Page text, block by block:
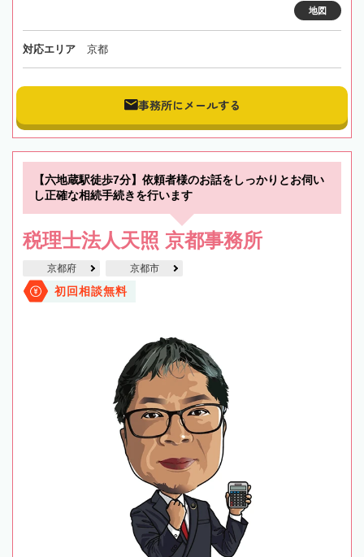
地図
対応エリア 京都
事務所にメールする
【六地蔵駅徒歩7分】依頼者様のお話をしっかりとお伺い
し正確な相続手続きを行います
税理士法人天照 京都事務所
京都府 京都市
初回相談無料